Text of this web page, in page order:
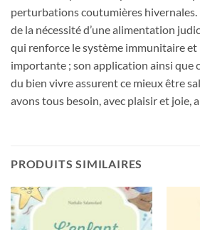
perturbations coutumières hivernales.
de la nécessité d’une alimentation
qui renforce le système immunitaire
importante ; son application ainsi que
du bien vivre assurent ce mieux être
avons tous besoin, avec plaisir et joie,
PRODUITS SIMILAIRES